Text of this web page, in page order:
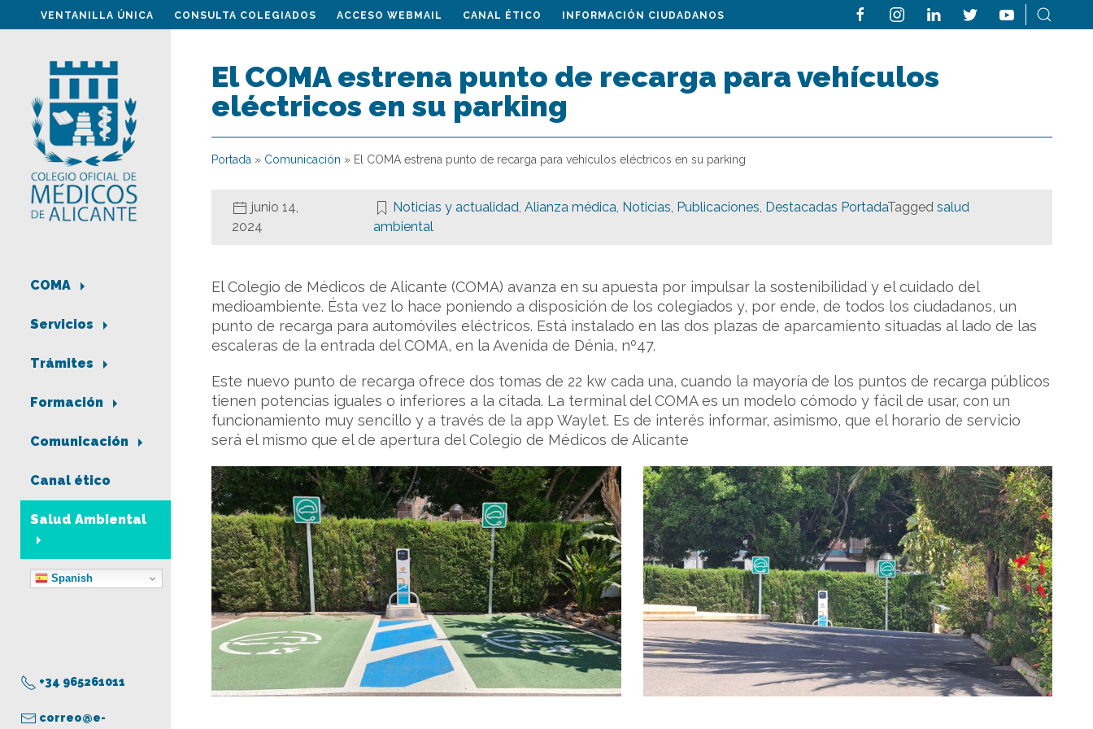
VENTANILLA ÚNICA CONSULTA COLEGIADOS ACCESO WEBMAIL CANAL ÉTICO INFORMACIÓN CIUDADANOS
COMA
Servicios
Trámites
Formación
Comunicación
Canal ético
Salud Ambiental
Spanish
+34 965261011
correo@e-
El COMA estrena punto de recarga para vehículos
eléctricos en su parking
Portada » Comunicación » El COMA estrena punto de recarga para vehículos eléctricos en su parking
junio 14,
2024
Noticias y actualidad, Alianza médica, Noticias, Publicaciones, Destacadas PortadaTagged salud
ambiental
El Colegio de Médicos de Alicante (COMA) avanza en su apuesta por impulsar la sostenibilidad y el cuidado del
medioambiente. Ésta vez lo hace poniendo a disposición de los colegiados y, por ende, de todos los ciudadanos, un
punto de recarga para automóviles eléctricos. Está instalado en las dos plazas de aparcamiento situadas al lado de las
escaleras de la entrada del COMA, en la Avenida de Dénia, nº47.
Este nuevo punto de recarga ofrece dos tomas de 22 kw cada una, cuando la mayoría de los puntos de recarga públicos
tienen potencias iguales o inferiores a la citada. La terminal del COMA es un modelo cómodo y fácil de usar, con un
funcionamiento muy sencillo y a través de la app Waylet. Es de interés informar, asimismo, que el horario de servicio
será el mismo que el de apertura del Colegio de Médicos de Alicante